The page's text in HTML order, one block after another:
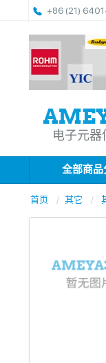
+86 (21)
电子元器
全部商品
首页 其它